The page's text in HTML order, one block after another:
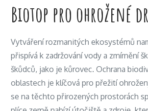
Biotop pro ohrožené
Vytváření rozmanitých ekosystémů
přispívá k zadržování vody a zmírnění
škůdců, jako je kůrovec. Ochrana
oblastech je klíčová pro přežití
se na těchto přirozených prostorách